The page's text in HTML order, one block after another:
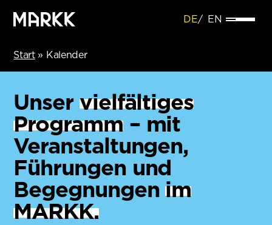
DE EN
Start» Kalender
Unser vielfältiges
Programm– mit
Veranstaltungen,
Führungen und
Begegnungenim
MARKK.